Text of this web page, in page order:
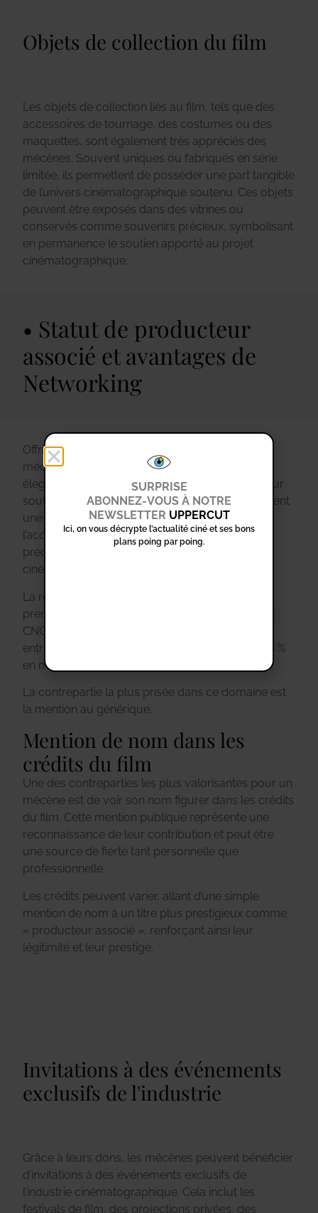
Objets de collection du film
Les objets de collection liés au film, tels que des
accessoires de tournage, des costumes ou des
maquettes, sont également très appréciés des
mécènes. Souvent uniques ou fabriqués en série
limitée, ils permettent de posséder une part tangible
de l’univers cinématographique soutenu. Ces objets
peuvent être exposés dans des vitrines ou
conservés comme souvenirs précieux, symbolisant
en permanence le soutien apporté au projet
cinématographique.
Statut de producteur
associé et avantages de
Networking
Offrir le statut de producteur associé à des
mécènes du cinéma constitue une manière
élégante et significative de les remercier pour leur
soutien financier. Ce statut leur offre non seulement
une reconnaissance officielle, mais également
l’accès à des opportunités de Networking
précieuses au sein de l’industrie
cinématographique.
La reconnaissance publique reste la motivation
première pour 65 % des mécènes. Une étude du
CNC révèle que l’association du nom d’une
entreprise à un film augmente sa notoriété de 18 %
en moyenne.
La contrepartie la plus prisée dans ce domaine est
la mention au générique.
Mention de nom dans les
crédits du film
Une des contreparties les plus valorisantes pour un
mécène est de voir son nom figurer dans les crédits
du film. Cette mention publique représente une
reconnaissance de leur contribution et peut être
une source de fierté tant personnelle que
professionnelle.
Les crédits peuvent varier, allant d’une simple
mention de nom à un titre plus prestigieux comme
« producteur associé », renforçant ainsi leur
légitimité et leur prestige.
Invitations à des événements
exclusifs de l'industrie
Grâce à leurs dons, les mécènes peuvent bénéficier
d’invitations à des événements exclusifs de
l’industrie cinématographique. Cela inclut les
festivals de film, des projections privées, des
SURPRISE
ABONNEZ-VOUS À NOTRE
NEWSLETTER UPPERCUT
Ici, on vous décrypte l’actualité ciné et ses bons
plans poing par poing.